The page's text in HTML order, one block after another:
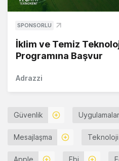
SPONSORLU
İklim ve Temiz
Programına Başvur
Adrazzi
Güvenlik Uygulamalar
Mesajlaşma Teknoloji
Apple Fbi